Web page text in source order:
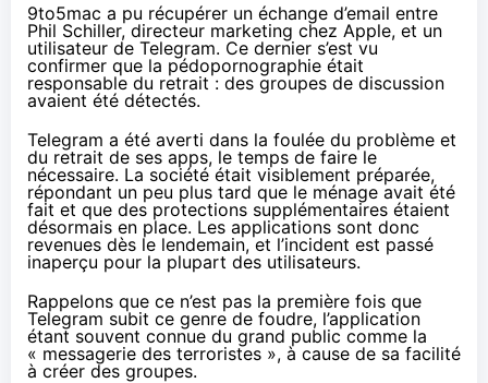
9to5mac a pu récupérer un échange d’email entre
Phil Schiller, directeur marketing chez Apple, et un
utilisateur de Telegram. Ce dernier s’est vu
confirmer que la pédopornographie était
responsable du retrait : des groupes de discussion
avaient été détectés.
Telegram a été averti dans la foulée du problème et
du retrait de ses apps, le temps de faire le
nécessaire. La société était visiblement préparée,
répondant un peu plus tard que le ménage avait été
fait et que des protections supplémentaires étaient
désormais en place. Les applications sont donc
revenues dès le lendemain, et l’incident est passé
inaperçu pour la plupart des utilisateurs.
Rappelons que ce n’est pas la première fois que
Telegram subit ce genre de foudre, l’application
étant souvent connue du grand public comme la
« messagerie des terroristes », à cause de sa facilité
à créer des groupes.